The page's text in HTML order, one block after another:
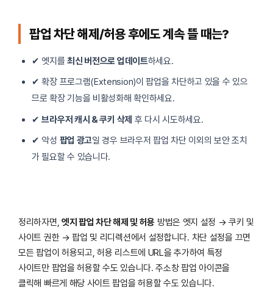
팝업 차단 해제/허용 후에도 계속 뜰 때는?
✔ 엣지를최신 버전으로 업데이트하세요.
✔ 확장 프로그램(Extension)이 팝업을 차단하고 있을 수 있으
므로 확장 기능을 비활성화해 확인하세요.
✔브라우저 캐시 & 쿠키 삭제 후 다시 시도하세요.
✔ 악성 팝업 광고일 경우 브라우저 팝업 차단 이외의 보안 조치
가 필요할 수 있습니다.
정리하자면, 엣지 팝업 차단 해제 및 허용 방법은 엣지 설정 → 쿠키 및
사이트 권한 → 팝업 및 리디렉션에서 설정합니다. 차단 설정을 끄면
모든 팝업이 허용되고, 허용 리스트에 URL을 추가하여 특정
사이트만 팝업을 허용할 수도 있습니다. 주소창 팝업 아이콘을
클릭해 빠르게 해당 사이트 팝업을 허용할 수도 있습니다.